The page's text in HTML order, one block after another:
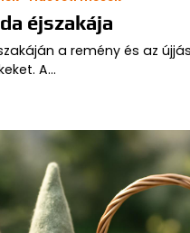
éjszakája
a remény és az
A…